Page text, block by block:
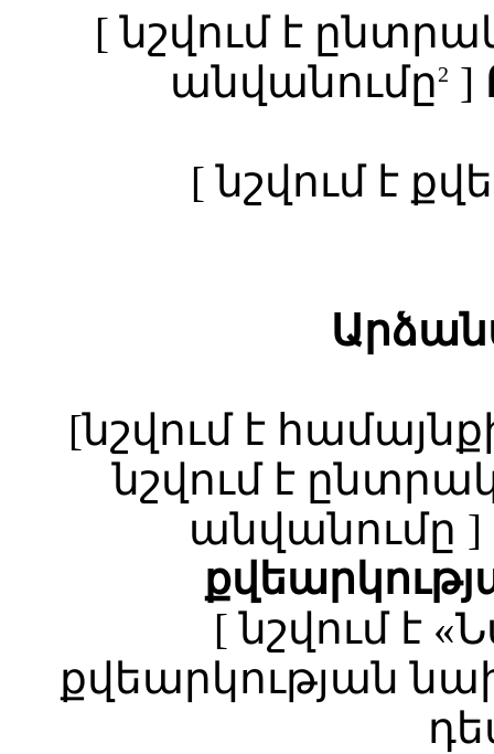
[ նշվում է
անվանումը2 ]
[ նշվում է
[նշվում է
նշվում է
անվանումը ]
[ նշվում է
քվեարկության